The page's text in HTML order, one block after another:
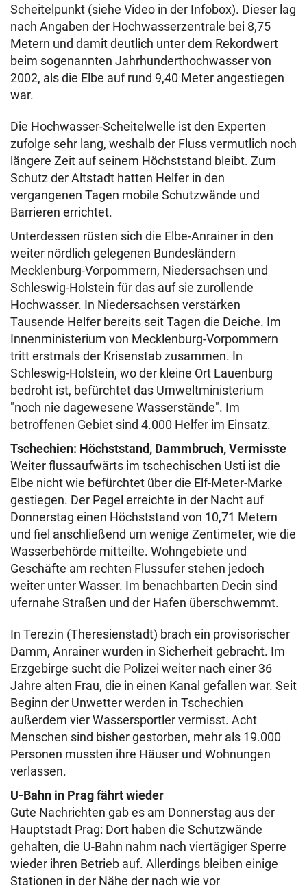
Scheitelpunkt (siehe Video in der Infobox). Dieser lag
nach Angaben der Hochwasserzentrale bei 8,75
Metern und damit deutlich unter dem Rekordwert
beim sogenannten Jahrhunderthochwasser von
2002, als die Elbe auf rund 9,40 Meter angestiegen
war.
Die Hochwasser-Scheitelwelle ist den Experten
zufolge sehr lang, weshalb der Fluss vermutlich noch
längere Zeit auf seinem Höchststand bleibt. Zum
Schutz der Altstadt hatten Helfer in den
vergangenen Tagen mobile Schutzwände und
Barrieren errichtet.
Unterdessen rüsten sich die Elbe-Anrainer in den
weiter nördlich gelegenen Bundesländern
Mecklenburg-Vorpommern, Niedersachsen und
Schleswig-Holstein für das auf sie zurollende
Hochwasser. In Niedersachsen verstärken
Tausende Helfer bereits seit Tagen die Deiche. Im
Innenministerium von Mecklenburg-Vorpommern
tritt erstmals der Krisenstab zusammen. In
Schleswig-Holstein, wo der kleine Ort Lauenburg
bedroht ist, befürchtet das Umweltministerium
"noch nie dagewesene Wasserstände". Im
betroffenen Gebiet sind 4.000 Helfer im Einsatz.
Tschechien: Höchststand, Dammbruch, Vermisste
Weiter flussaufwärts im tschechischen Usti ist die
Elbe nicht wie befürchtet über die Elf-Meter-Marke
gestiegen. Der Pegel erreichte in der Nacht auf
Donnerstag einen Höchststand von 10,71 Metern
und fiel anschließend um wenige Zentimeter, wie die
Wasserbehörde mitteilte. Wohngebiete und
Geschäfte am rechten Flussufer stehen jedoch
weiter unter Wasser. Im benachbarten Decin sind
ufernahe Straßen und der Hafen überschwemmt.
In Terezin (Theresienstadt) brach ein provisorischer
Damm, Anrainer wurden in Sicherheit gebracht. Im
Erzgebirge sucht die Polizei weiter nach einer 36
Jahre alten Frau, die in einen Kanal gefallen war. Seit
Beginn der Unwetter werden in Tschechien
außerdem vier Wassersportler vermisst. Acht
Menschen sind bisher gestorben, mehr als 19.000
Personen mussten ihre Häuser und Wohnungen
verlassen.
U-Bahn in Prag fährt wieder
Gute Nachrichten gab es am Donnerstag aus der
Hauptstadt Prag: Dort haben die Schutzwände
gehalten, die U-Bahn nahm nach viertägiger Sperre
wieder ihren Betrieb auf. Allerdings bleiben einige
Stationen in der Nähe der nach wie vor